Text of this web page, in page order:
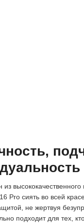
из
Pro сиять во всей
не жертвуя
подходит для тех,